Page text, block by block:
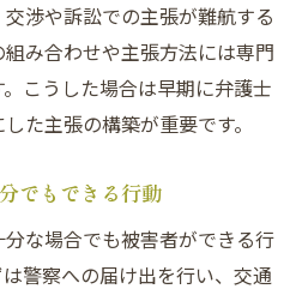
渉や訴訟での主張が難航する
み合わせや主張方法には専門
こうした場合は早期に弁護士
た主張の構築が重要です。
でもできる行動
な場合でも被害者ができる行
警察への届け出を行い、交通